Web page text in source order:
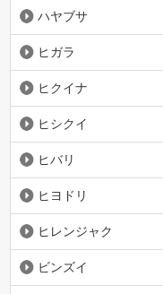
ハヤブサ
ヒガラ
ヒクイナ
ヒシクイ
ヒバリ
ヒヨドリ
ヒレンジャク
ビンズイ